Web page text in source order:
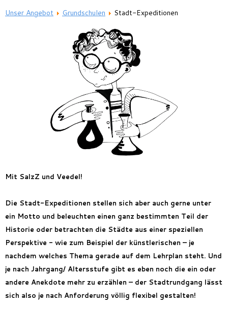
Jobs
Kontakt
Unser Angebot Grundschulen Stadt-Expeditionen
Mit SalzZ und Veedel!
Die Stadt-Expeditionen stellen sich aber auch gerne unter
ein Motto und beleuchten einen ganz bestimmten Teil der
Historie oder betrachten die Städte aus einer speziellen
Perspektive - wie zum Beispiel der künstlerischen – je
nachdem welches Thema gerade auf dem Lehrplan steht. Und
je nach Jahrgang/ Altersstufe gibt es eben noch die ein oder
andere Anekdote mehr zu erzählen – der Stadtrundgang lässt
sich also je nach Anforderung völlig flexibel gestalten!